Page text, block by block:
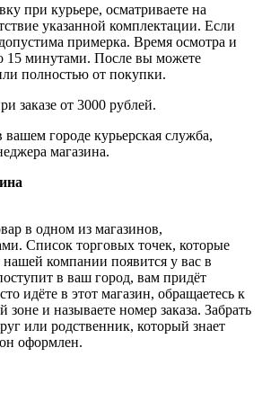
при курьере, осматриваете на
указанной комплектации. Если
примерка. Время осмотра и
15 минутами. После вы можете
полностью от покупки.
заказе от 3000 рублей.
вашем городе курьерская служба,
магазина.
в одном из магазинов,
Список торговых точек, которые
компании появится у вас в
в ваш город, вам придёт
идёте в этот магазин, обращаетесь к
зоне и называете номер заказа. Забрать
или родственник, который знает
оформлен.